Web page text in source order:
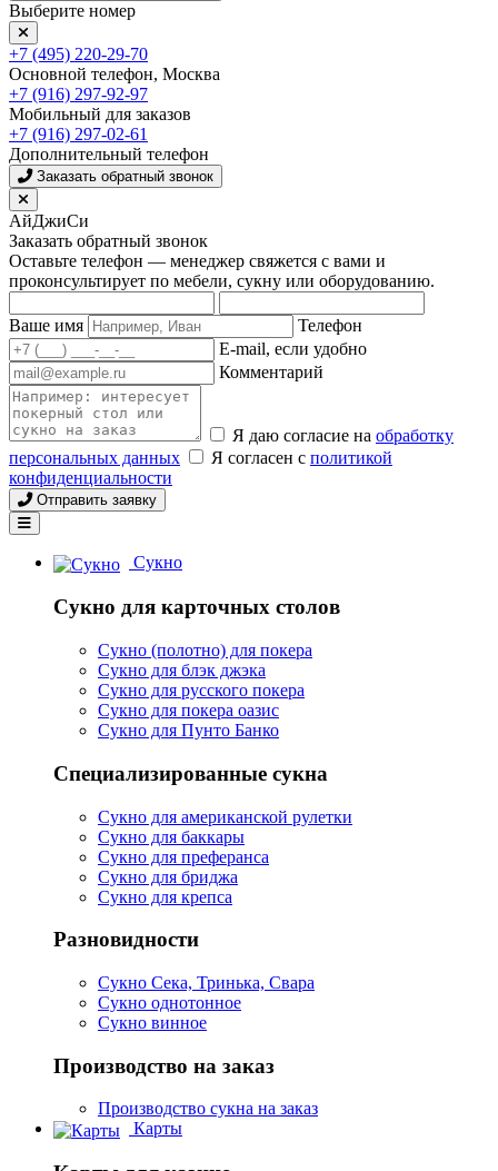
Выберите номер
+7 (495) 220-29-70
Основной телефон, Москва
+7 (916) 297-92-97
Мобильный для заказов
+7 (916) 297-02-61
Дополнительный телефон
Заказать обратный звонок
АйДжиСи
Заказать обратный звонок
Оставьте телефон — менеджер свяжется с вами и
проконсультирует по мебели, сукну или оборудованию.
Ваше имя
Телефон
E-mail, если удобно
Комментарий
Я даю согласие на обработку
персональных данных
Я согласен с политикой
конфиденциальности
Отправить заявку
Сукно
Сукно для карточных столов
Сукно (полотно) для покера
Сукно для блэк джэка
Сукно для русского покера
Сукно для покера оазис
Сукно для Пунто Банко
Специализированные сукна
Сукно для американской рулетки
Сукно для баккары
Сукно для преферанса
Сукно для бриджа
Сукно для крепса
Разновидности
Сукно Сека, Тринька, Свара
Сукно однотонное
Сукно винное
Производство на заказ
Производство сукна на заказ
Карты